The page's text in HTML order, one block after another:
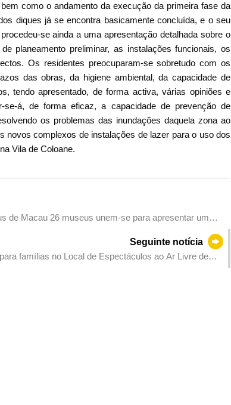
como o andamento da execução da primeira fase da
diques já se encontra basicamente concluída, e o seu
se ainda a uma apresentação detalhada sobre o
planeamento preliminar, as instalações funcionais, os
Os residentes preocuparam-se sobretudo com os
das obras, da higiene ambiental, da capacidade de
tendo apresentado, de forma activa, várias opiniões e
á, de forma eficaz, a capacidade de prevenção de
os problemas das inundações daquela zona ao
novos complexos de instalações de lazer para o uso dos
Vila de Coloane.
apresentar um
Seguinte notícia
famílias no Local de Espectáculos ao Ar Livre de